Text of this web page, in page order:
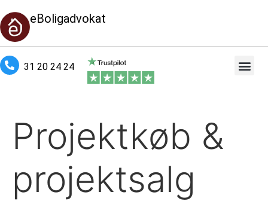
eBoligadvokat
31 20 24 24
Projektkøb &
projektsalg